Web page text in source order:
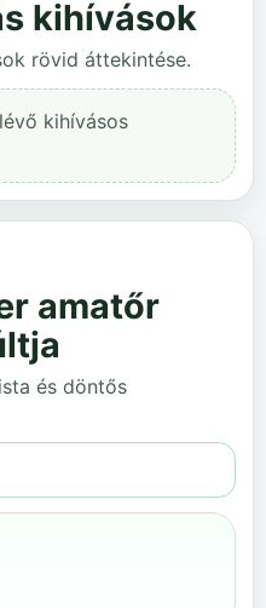
kihívások
rövid áttekintése.
kihívásos
amatőr
és döntős